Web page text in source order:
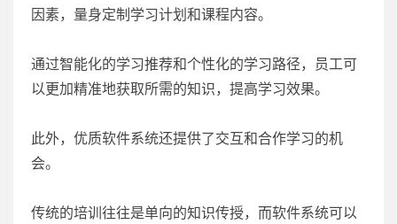
因素，量身定制学习计划和课程内容。
通过智能化的学习推荐和个性化的学习路径，员工可
以更加精准地获取所需的知识，提高学习效果。
此外，优质软件系统还提供了交互和合作学习的机
会。
传统的培训往往是单向的知识传授，而软件系统可以